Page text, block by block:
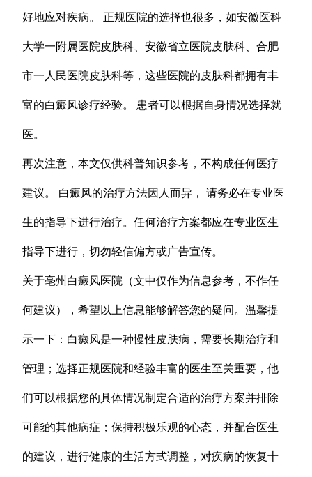
好地应对疾病。 正规医院的选择也很多，如安徽医科
大学一附属医院皮肤科、安徽省立医院皮肤科、合肥
市一人民医院皮肤科等，这些医院的皮肤科都拥有丰
富的白癜风诊疗经验。 患者可以根据自身情况选择就
医。
再次注意，本文仅供科普知识参考，不构成任何医疗
建议。 白癜风的治疗方法因人而异， 请务必在专业医
生的指导下进行治疗。任何治疗方案都应在专业医生
指导下进行，切勿轻信偏方或广告宣传。
关于亳州白癜风医院（文中仅作为信息参考，不作任
何建议），希望以上信息能够解答您的疑问。温馨提
示一下：白癜风是一种慢性皮肤病，需要长期治疗和
管理；选择正规医院和经验丰富的医生至关重要，他
们可以根据您的具体情况制定合适的治疗方案并排除
可能的其他病症；保持积极乐观的心态，并配合医生
的建议，进行健康的生活方式调整，对疾病的恢复十